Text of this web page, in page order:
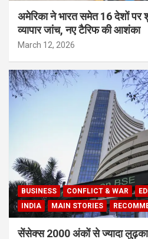
अमेरिका ने भारत समेत 16 देशों
व्यापार जांच, नए टैरिफ की आशंका
March 12, 2026
BUSINESS CONFLICT & WAR
INDIA
MAIN STORIES
सेंसेक्स 2000 अंकों से ज्यादा